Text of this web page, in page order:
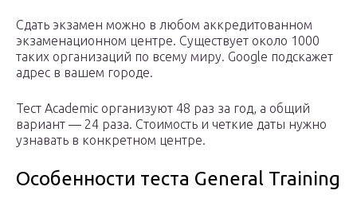
Сдать экзамен можно в любом аккредитованном
экзаменационном центре. Существует около 1000
таких организаций по всему миру. Google подскажет
адрес в вашем городе.
Тест Academic организуют 48 раз за год, а общий
вариант — 24 раза. Стоимость и четкие даты нужно
узнавать в конкретном центре.
Особенности теста General Training